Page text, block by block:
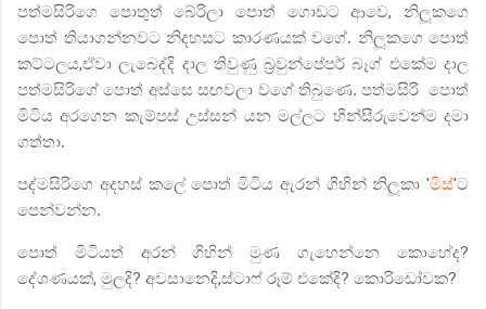
පත්මසිරිගෙ පොතුත් බේරිලා පොත් ගොඩට ආවෙ, නිලූකගෙ
පොත් තියාගන්නවට නිදහසට කාරණයක් වගේ. නිලූකගෙ පොත්
කට්ටලය,ඒවා ලැබෙද්දි දාල තිවුණු බ්‍රවුන්පේපර් බෑග් එකේම දාල
පත්මසිරිගේ පොත් අස්සෙ සඟවලා වගේ තිබුණෙ. පත්මසිරි පොත්
මිටිය අරගෙන කැම්පස් උස්සන් යන මල්ලට හීන්සීරුවෙන්ම දමා
ගත්තා.
පද්මසිරිගෙ අදහස් කලේ පොත් මිටිය ඇරන් ගිහින් නිලූකා 'මිස්'ට
පෙන්වන්න.
පොත් මිටියත් අරන් ගිහින් මුණ ගැහෙන්නෙ කොහේද?
දේශණයක්, මුලදි? අවසානෙදි,ස්ටාෆ් රූම් එකේදි? කොරිඩෝවක?